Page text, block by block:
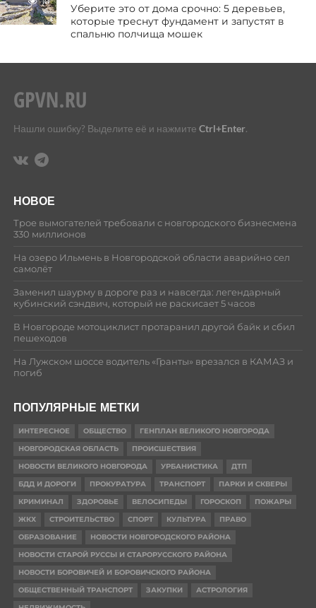
Уберите это от дома срочно: 5 деревьев,
которые треснут фундамент и запустят в
спальню полчища мошек
Нашли ошибку? Выделите её и нажмите Ctrl+Enter.
НОВОЕ
Трое вымогателей требовали с новгородского бизнесмена
330 миллионов
На озеро Ильмень в Новгородской области аварийно сел
самолёт
Заменил шаурму в дороге раз и навсегда: легендарный
кубинский сэндвич, который не раскисает 5 часов
В Новгороде мотоциклист протаранил другой байк и сбил
пешеходов
На Лужском шоссе водитель «Гранты» врезался в КАМАЗ и
погиб
ПОПУЛЯРНЫЕ МЕТКИ
ИНТЕРЕСНОЕ ОБЩЕСТВО
ГЕНПЛАН ВЕЛИКОГО НОВГОРОДА
НОВГОРОДСКАЯ ОБЛАСТЬ
ПРОИСШЕСТВИЯ
НОВОСТИ ВЕЛИКОГО НОВГОРОДА
УРБАНИСТИКА
ДТП
БДД И ДОРОГИ
ПРОКУРАТУРА ТРАНСПОРТ
ПАРКИ И СКВЕРЫ
КРИМИНАЛ
ЗДОРОВЬЕ ВЕЛОСИПЕДЫ ГОРОСКОП
ПОЖАРЫ
ЖКХ
СТРОИТЕЛЬСТВО СПОРТ КУЛЬТУРА
ПРАВО
ОБРАЗОВАНИЕ
НОВОСТИ НОВГОРОДСКОГО РАЙОНА
НОВОСТИ СТАРОЙ РУССЫ И СТАРОРУССКОГО РАЙОНА
НОВОСТИ БОРОВИЧЕЙ И БОРОВИЧСКОГО РАЙОНА
ОБЩЕСТВЕННЫЙ ТРАНСПОРТ
ЗАКУПКИ
АСТРОЛОГИЯ